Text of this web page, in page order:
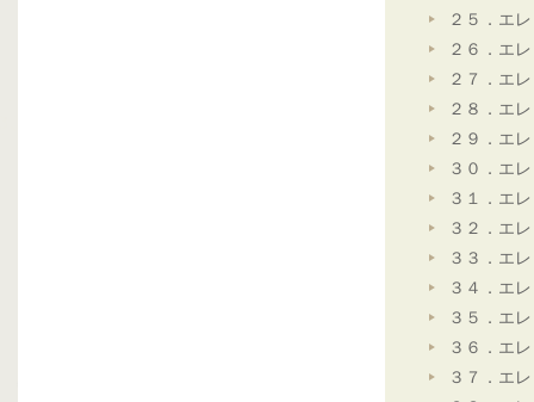
２５．エ
２６．エ
２７．エ
２８．エ
２９．エ
３０．エ
３１．エ
３２．エ
３３．エ
３４．エ
３５．エ
３６．エ
３７．エ